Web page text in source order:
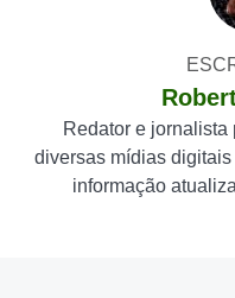
Redator e
diversas mídias
informação